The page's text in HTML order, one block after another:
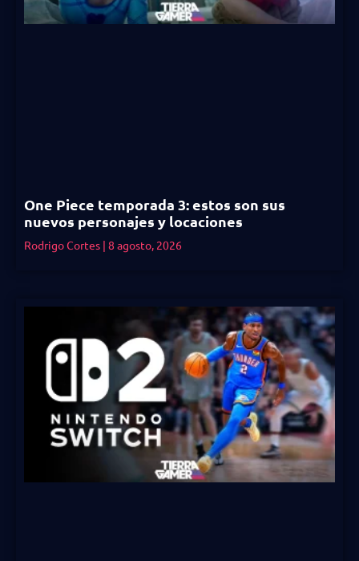
One Piece temporada 3: estos son sus
nuevos personajes y locaciones
Rodrigo Cortes 8 agosto, 2026